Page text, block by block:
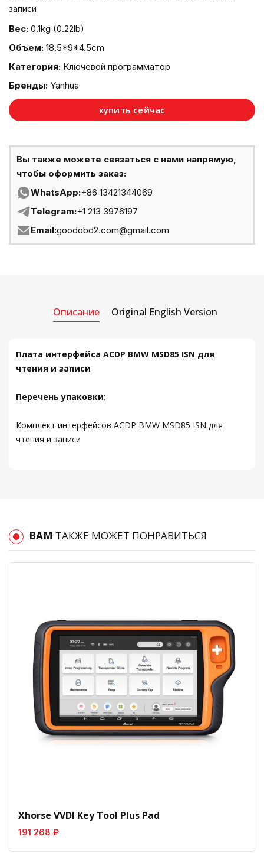
записи
Вес: 0.1kg (0.22lb)
Объем: 18.5*9*4.5cm
Категория: Ключевой программатор
Бренды: Yanhua
купить сейчас
Вы также можете связаться с нами напрямую,
чтобы оформить заказ:
WhatsApp:+86 13421344069
Telegram:+1 213 3976197
Email:goodobd2.com@gmail.com
Описание Original English Version
Плата интерфейса ACDP BMW MSD85 ISN для
чтения и записи
Перечень упаковки:
Комплект интерфейсов ACDP BMW MSD85 ISN для
чтения и записи
ВАМ ТАКЖЕ МОЖЕТ ПОНРАВИТЬСЯ
Xhorse VVDI Key Tool Plus Pad
191 268 ₽